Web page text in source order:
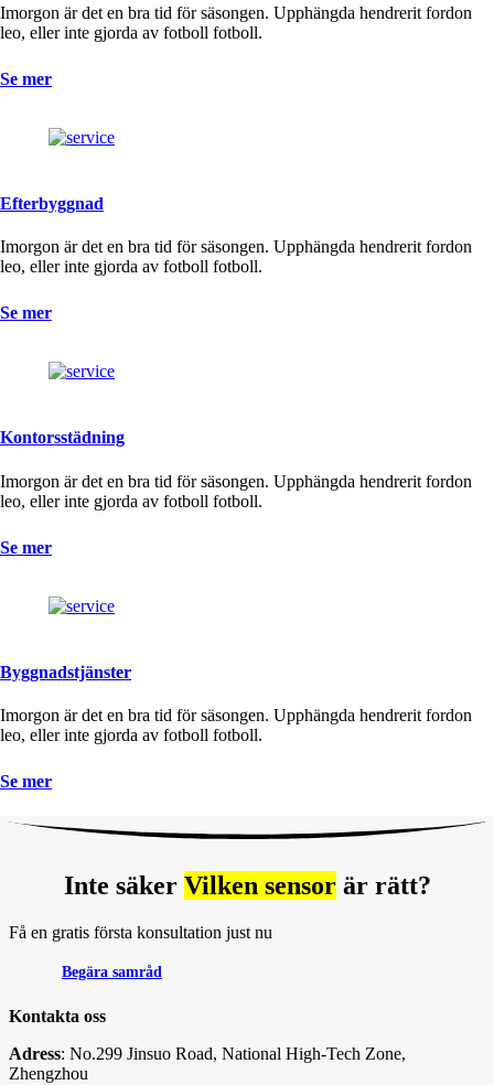
Imorgon är det en bra tid för säsongen. Upphängda hendrerit fordon
leo, eller inte gjorda av fotboll fotboll.
Se mer
Efterbyggnad
Imorgon är det en bra tid för säsongen. Upphängda hendrerit fordon
leo, eller inte gjorda av fotboll fotboll.
Se mer
Kontorsstädning
Imorgon är det en bra tid för säsongen. Upphängda hendrerit fordon
leo, eller inte gjorda av fotboll fotboll.
Se mer
Byggnadstjänster
Imorgon är det en bra tid för säsongen. Upphängda hendrerit fordon
leo, eller inte gjorda av fotboll fotboll.
Se mer
Inte säker Vilken sensorär rätt?
Få en gratis första konsultation just nu
Begära samråd
Kontakta oss
Adress: No.299 Jinsuo Road, National High-Tech Zone,
Zhengzhou